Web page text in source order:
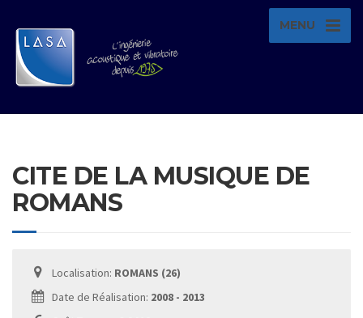
MENU
CITE DE LA MUSIQUE DE
ROMANS
Localisation: ROMANS (26)
Date de Réalisation: 2008 - 2013